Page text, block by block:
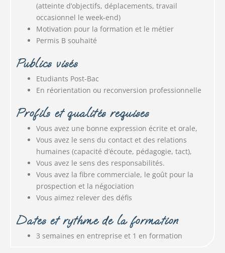
(atteinte d’objectifs, déplacements, travail
occasionnel le week-end)
Motivation pour la formation et le métier
Permis B souhaité
Publics visés
Etudiants Post-Bac
En réorientation ou reconversion professionnelle​
Profils et qualités requises
Vous avez une bonne expression écrite et orale,
Vous avez le sens du contact et des relations
humaines (capacité d’écoute, pédagogie, tact),
Vous avez le sens des responsabilités.
Vous avez la fibre commerciale, le goût pour la
prospection et la négociation
Vous aimez relever des défis
Dates et rythme de la formation ​
3 semaines en entreprise et 1 en formation